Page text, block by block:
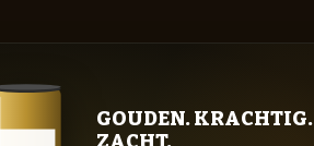
GOUDEN. KRACHTIG.
ZACHT.